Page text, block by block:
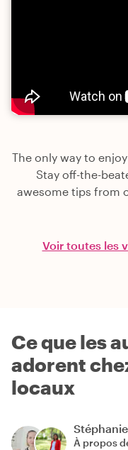
The only way to
Stay off-the-
awesome tips from
Voir toutes les
Ce que les
adorent
locaux
Stéphanie
À propos